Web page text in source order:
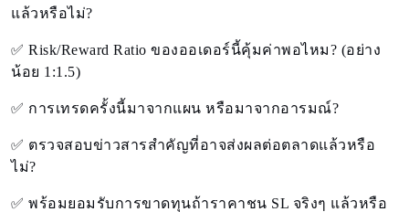
แล้วหรือไม่?
✅ Risk/Reward Ratio ของออเดอร์นี้คุ้มค่าพอไหม? (อย่าง
น้อย 1:1.5)
✅ การเทรดครั้งนี้มาจากแผน หรือมาจากอารมณ์?
✅ ตรวจสอบข่าวสารสำคัญที่อาจส่งผลต่อตลาดแล้วหรือ
ไม่?
✅ พร้อมยอมรับการขาดทุนถ้าราคาชน SL จริงๆ แล้วหรือ